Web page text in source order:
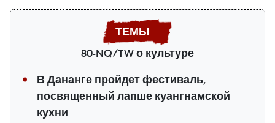
80-NQ/TW о культуре
В Дананге пройдет фестиваль,
посвященный лапше куангнамской
кухни